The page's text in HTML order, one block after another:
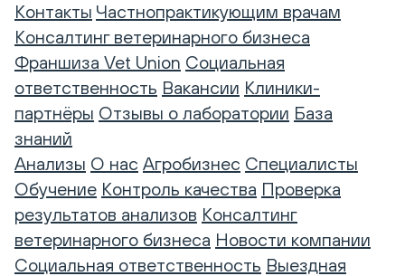
Контакты Частнопрактикующим врачам
Консалтинг ветеринарного бизнеса
Франшиза Vet Union Социальная
ответственность Вакансии Клиники-
партнёры Отзывы о лаборатории База
знаний
Анализы О нас Агробизнес Специалисты
Обучение Контроль качества Проверка
результатов анализов Консалтинг
ветеринарного бизнеса Новости компании
Социальная ответственность Выездная